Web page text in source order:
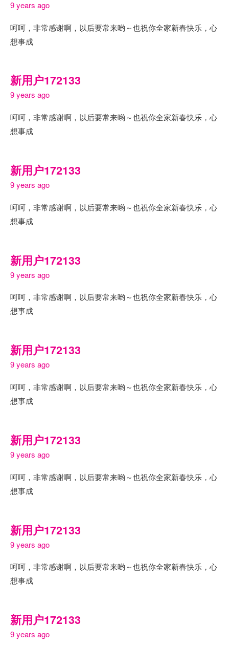
9 years ago
呵呵，非常感谢啊，以后要常来哟～也祝你全家新春快乐，心
想事成
新用户172133
9 years ago
呵呵，非常感谢啊，以后要常来哟～也祝你全家新春快乐，心
想事成
新用户172133
9 years ago
呵呵，非常感谢啊，以后要常来哟～也祝你全家新春快乐，心
想事成
新用户172133
9 years ago
呵呵，非常感谢啊，以后要常来哟～也祝你全家新春快乐，心
想事成
新用户172133
9 years ago
呵呵，非常感谢啊，以后要常来哟～也祝你全家新春快乐，心
想事成
新用户172133
9 years ago
呵呵，非常感谢啊，以后要常来哟～也祝你全家新春快乐，心
想事成
新用户172133
9 years ago
呵呵，非常感谢啊，以后要常来哟～也祝你全家新春快乐，心
想事成
新用户172133
9 years ago